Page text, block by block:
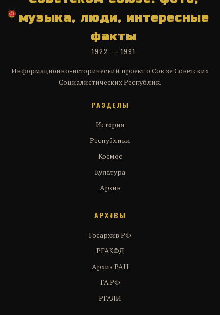
музыка, люди, интересные
факты
1922 — 1991
Информационно-исторический проект о Союзе Советских
Социалистических Республик.
РАЗДЕЛЫ
История
Республики
Космос
Культура
Архив
АРХИВЫ
Госархив РФ
РГАКФД
Архив РАН
ГА РФ
РГАЛИ